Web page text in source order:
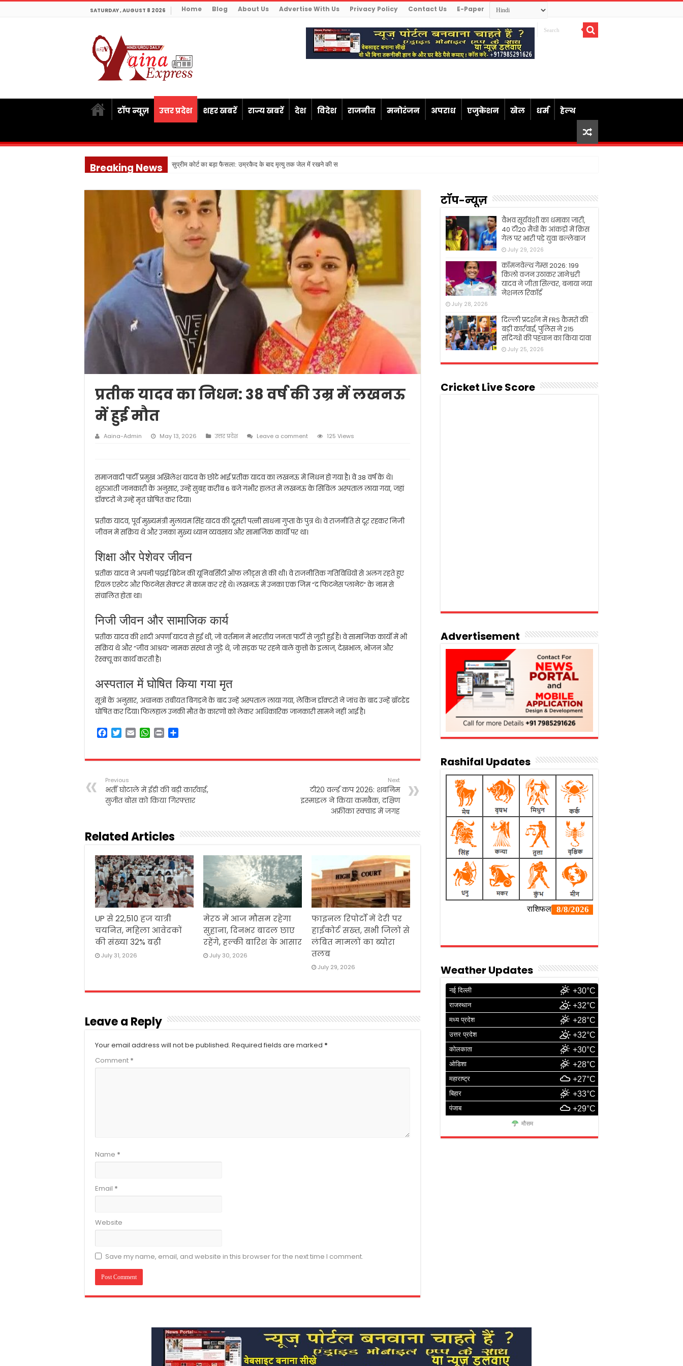
SATURDAY , AUGUST 8 2026 Home Blog About Us Advertise With Us Privacy Policy Contact Us E-Paper
टॉप न्यूज़ उत्तर प्रदेश शहर खबरें राज्य खबरें देश विदेश राजनीत मनोरंजन अपराध एजुकेशन खेल धर्म हेल्थ
Breaking News सुप्रीम कोर्ट का बड़ा फैसला: उम्रकैद के बाद मृत्यु तक जेल में रखने की सजा संविधान के अनुरूप
प्रतीक यादव का निधन: 38 वर्ष की उम्र में लखनऊ
में हुई मौत
Aaina-Admin May 13, 2026 उत्तर प्रदेश Leave a comment 125 Views
समाजवादी पार्टी प्रमुखअखिलेश यादवके छोटे भाई प्रतीक यादव का लखनऊ में निधन हो गया है। वे 38 वर्ष के थे।
शुरुआती जानकारी के अनुसार, उन्हें सुबह करीब 6 बजे गंभीर हालत में लखनऊ के सिविल अस्पताल लाया गया, जहां
डॉक्टरों ने उन्हें मृत घोषित कर दिया।
प्रतीक यादव, पूर्व मुख्यमंत्री मुलायम सिंह यादव की दूसरी पत्नी साधना गुप्ता के पुत्र थे। वे राजनीति से दूर रहकर निजी
जीवन में सक्रिय थे और उनका मुख्य ध्यान व्यवसाय और सामाजिक कार्यों पर था।
शिक्षा और पेशेवर जीवन
प्रतीक यादव ने अपनी पढ़ाई ब्रिटेन की यूनिवर्सिटी ऑफ लीड्स से की थी। वे राजनीतिक गतिविधियों से अलग रहते हुए
रियल एस्टेट और फिटनेस सेक्टर में काम कर रहे थे। लखनऊ में उनका एक जिम “द फिटनेस प्लानेट” के नाम से
संचालित होता था।
निजी जीवन और सामाजिक कार्य
प्रतीक यादव की शादीअपर्णा यादवसे हुई थी, जो वर्तमान में भारतीय जनता पार्टी से जुड़ी हुई हैं। वे सामाजिक कार्यों में भी
सक्रिय थे और “जीव आश्रय” नामक संस्था से जुड़े थे, जो सड़क पर रहने वाले कुत्तों के इलाज, देखभाल, भोजन और
रेस्क्यू का कार्य करती है।
अस्पताल में घोषित किया गया मृत
सूत्रों के अनुसार, अचानक तबीयत बिगड़ने के बाद उन्हें अस्पताल लाया गया, लेकिन डॉक्टरों ने जांच के बाद उन्हें ब्रॉटडेड
घोषित कर दिया। फिलहाल उनकी मौत के कारणों को लेकर आधिकारिक जानकारी सामने नहीं आई है।
F
e
o
o
k
T
t
e
r
E
i
W
t
A
p
p
P
n
r
Previous
भर्ती घोटाले में ईडी की बड़ी कार्रवाई,
सुजीत बोस को किया गिरफ्तार
Next
टी20 वर्ल्ड कप 2026: शबनिम
इस्माइल ने किया कमबैक, दक्षिण
अफ्रीका स्क्वाड में जगह
Related Articles
UP से 22,510 हज यात्री
चयनित, महिला आवेदकों
की संख्या 32% बढ़ी
July 31, 2026
मेरठ में आज मौसम रहेगा
सुहाना, दिनभर बादल छाए
रहेंगे, हल्की बारिश के आसार
July 30, 2026
फाइनल रिपोर्टों में देरी पर
हाईकोर्ट सख्त, सभी जिलों से
लंबित मामलों का ब्योरा
तलब
July 29, 2026
Leave a Reply
Your email address will not be published. Required fields are marked *
Comment *
Name *
Email *
Website
Save my name, email, and website in this browser for the next time I comment.
टॉप-न्यूज़
वैभव सूर्यवंशी का धमाका जारी,
40 टी20 मैचों के आंकड़ों में क्रिस
गेल पर भारी पड़े युवा बल्लेबाज
July 29, 2026
कॉमनवेल्थ गेम्स 2026: 199
किलो वजन उठाकर ज्ञानेश्वरी
यादव ने जीता सिल्वर, बनाया नया
नेशनल रिकॉर्ड
July 28, 2026
दिल्ली प्रदर्शन में FRS कैमरों की
बड़ी कार्रवाई, पुलिस ने 215
संदिग्धों की पहचान का किया दावा
July 25, 2026
Cricket Live Score
Advertisement
Rashifal Updates
Weather Updates
नई दिल्ली +30°C
राजस्थान +32°C
मध्य प्रदेश +28°C
उत्तर प्रदेश +32°C
कोलकाता +30°C
ओडिशा +28°C
महाराष्ट्र +27°C
बिहार +33°C
पंजाब +29°C
मौसम